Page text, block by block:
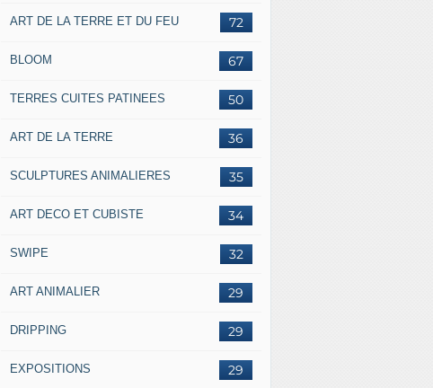
72
ART DE LA TERRE ET DU FEU
67
BLOOM
50
TERRES CUITES PATINEES
36
ART DE LA TERRE
35
SCULPTURES ANIMALIERES
34
ART DECO ET CUBISTE
32
SWIPE
29
ART ANIMALIER
29
DRIPPING
29
EXPOSITIONS